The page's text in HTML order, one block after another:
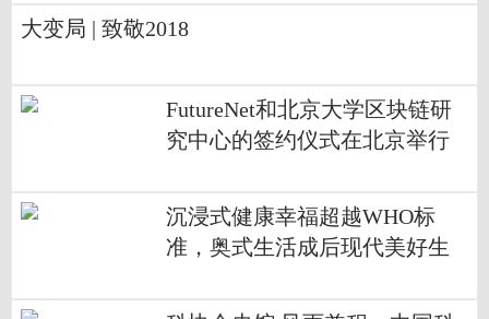
大变局 | 致敬2018
FutureNet和北京大学区块链研
究中心的签约仪式在北京举行
沉浸式健康幸福超越WHO标
准，奥式生活成后现代美好生